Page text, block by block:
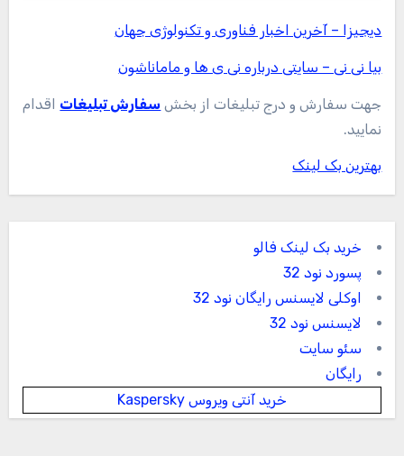
دیجیزا – آخرین اخبار فناوری و تکنولوژی جهان
بیا نی نی – سایتی درباره نی ی ها و ماماناشون
جهت سفارش و درج تبلیغات از بخش سفارش تبلیغات اقدام
نمایید.
بهترین بک لینک
خرید بک لینک فالو
پسورد نود 32
اوکلی لایسنس رایگان نود 32
لایسنس نود 32
سئو سایت
رایگان
خرید آنتی ویروس Kaspersky